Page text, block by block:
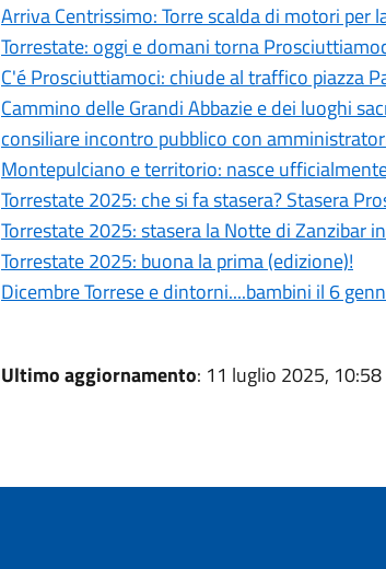
Arriva Centrissimo: Torre scalda di motori per
Torrestate: oggi e domani torna
C'é Prosciuttiamoci: chiude al traffico piazza
Cammino delle Grandi Abbazie e dei luoghi
consiliare incontro pubblico con
Montepulciano e territorio: nasce
Torrestate 2025: che si fa stasera? Stasera
Torrestate 2025: stasera la Notte di Zanzibar
Torrestate 2025: buona la prima (edizione)!
Dicembre Torrese e dintorni....bambini il 6
Ultimo aggiornamento: 11 luglio 2025, 10:58